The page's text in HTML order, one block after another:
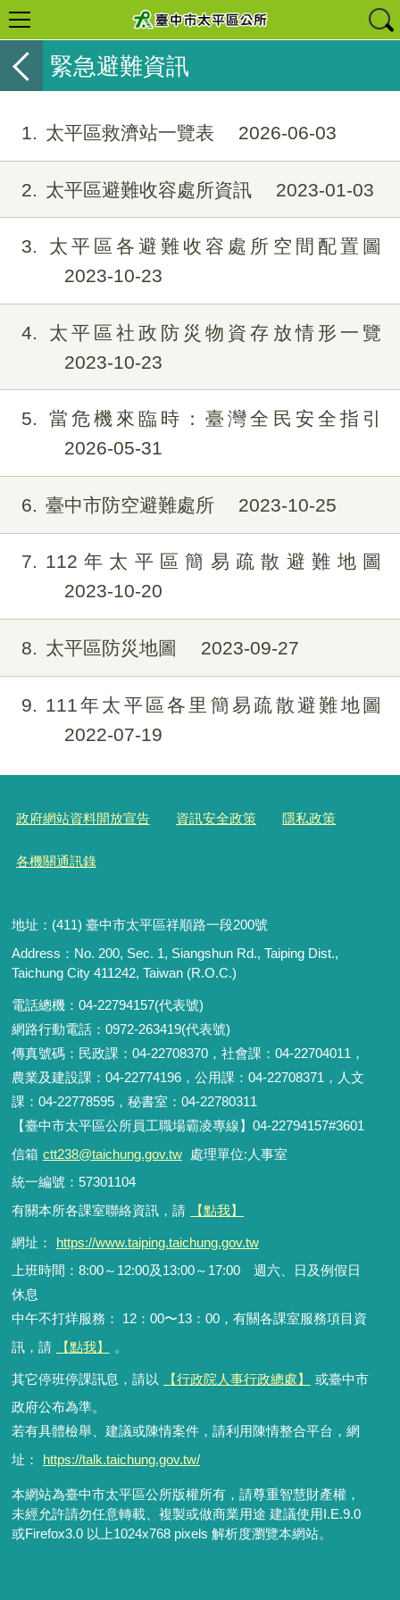
緊急避難資訊
1 太平區救濟站一覽表 2026-06-03
2 太平區避難收容處所資訊 2023-01-03
3
太平區各避難收容處所空間配置圖
2023-10-23
4
太平區社政防災物資存放情形一覽
2023-10-23
5
當危機來臨時：臺灣全民安全指引
2026-05-31
6 臺中市防空避難處所 2023-10-25
7
112年太平區簡易疏散避難地圖
2023-10-20
8 太平區防災地圖 2023-09-27
9
111年太平區各里簡易疏散避難地圖
2022-07-19
政府網站資料開放宣告 資訊安全政策 隱私政策
各機關通訊錄
地址：(411) 臺中市太平區祥順路一段200號
Address：No. 200, Sec. 1, Siangshun Rd., Taiping Dist.,
Taichung City 411242, Taiwan (R.O.C.)
電話總機：04-22794157(代表號)
網路行動電話：0972-263419(代表號)
傳真號碼：民政課：04-22708370，社會課：04-22704011，
農業及建設課：04-22774196，公用課：04-22708371，人文
課：04-22778595，秘書室：04-22780311
【臺中市太平區公所員工職場霸凌專線】04-22794157#3601
信箱 ctt238@taichung.gov.tw 處理單位:人事室
統一編號：57301104
有關本所各課室聯絡資訊，請
【點我】
網址：
https://www.taiping.taichung.gov.tw
上班時間：8:00～12:00及13:00～17:00 週六、日及例假日
休息
中午不打烊服務： 12：00〜13：00，有關各課室服務項目資
訊，請
【點我】 。
其它停班停課訊息，請以 【行政院人事行政總處】
或臺中市
政府公布為準。
若有具體檢舉、建議或陳情案件，請利用陳情整合平台，網
址：
https://talk.taichung.gov.tw/
本網站為臺中市太平區公所版權所有，請尊重智慧財產權，
未經允許請勿任意轉載、複製或做商業用途 建議使用I.E.9.0
或Firefox3.0 以上1024x768 pixels 解析度瀏覽本網站。